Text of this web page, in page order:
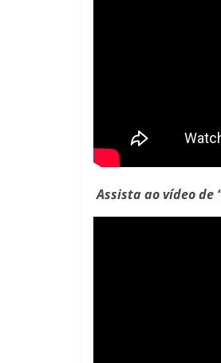
Assista ao vídeo de